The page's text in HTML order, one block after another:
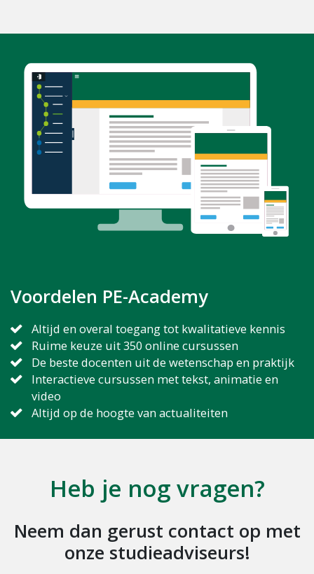
Voordelen PE-Academy
Altijd en overal toegang tot kwalitatieve kennis
Ruime keuze uit 350 online cursussen
De beste docenten uit de wetenschap en praktijk
Interactieve cursussen met tekst, animatie en
video
Altijd op de hoogte van actualiteiten
Heb je nog vragen?
Neem dan gerust contact op met
onze studieadviseurs!